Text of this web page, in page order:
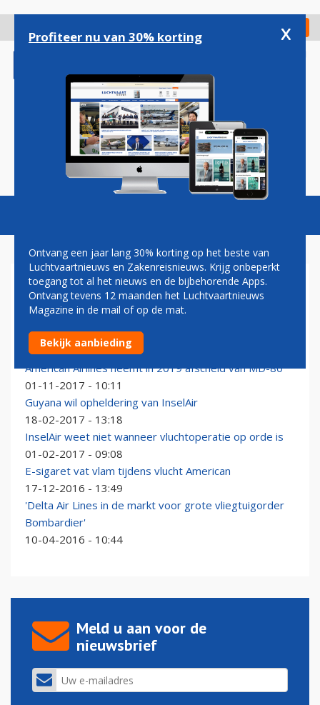
gaan
Check in
Magazine Podcasts Vacatures
MD-80
American Airlines neemt afscheid van de 'Super 80'
04-09-2019 - 10:05
American Airlines neemt in 2019 afscheid van MD-80
01-11-2017 - 10:11
Guyana wil opheldering van InselAir
18-02-2017 - 13:18
InselAir weet niet wanneer vluchtoperatie op orde is
01-02-2017 - 09:08
E-sigaret vat vlam tijdens vlucht American
17-12-2016 - 13:49
'Delta Air Lines in de markt voor grote vliegtuigorder
Bombardier'
10-04-2016 - 10:44
Meld u aan voor de
nieuwsbrief
Profiteer nu van 30% korting x
Ontvang een jaar lang 30% korting op het beste van
Luchtvaartnieuws en Zakenreisnieuws. Krijg onbeperkt
toegang tot al het nieuws en de bijbehorende Apps.
Ontvang tevens 12 maanden het Luchtvaartnieuws
Magazine in de mail of op de mat.
Bekijk aanbieding